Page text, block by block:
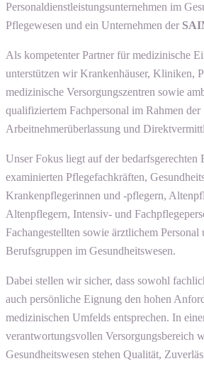
Personaldienstleistungsunternehmen im
Pflegewesen und ein Unternehmen der
Als kompetenter Partner für medizinische
unterstützen wir Krankenhäuser, Kliniken,
medizinische Versorgungszentren sowie
qualifiziertem Fachpersonal im Rahmen der
Arbeitnehmerüberlassung und
Unser Fokus liegt auf der bedarfsgerechten
examinierten Pflegefachkräften,
Krankenpflegerinnen und -pflegern,
Altenpflegern, Intensiv- und
Fachangestellten sowie ärztlichem Personal
Berufsgruppen im Gesundheitswesen.
Dabei stellen wir sicher, dass sowohl
auch persönliche Eignung den hohen
medizinischen Umfelds entsprechen. In
verantwortungsvollen Versorgungsbereich
Gesundheitswesen stehen Qualität,